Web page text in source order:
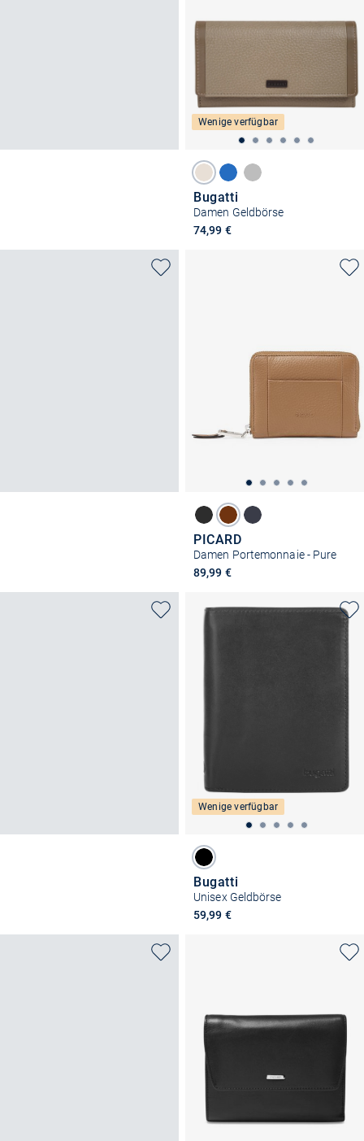
Wenige verfügbar
Bugatti
Damen Geldbörse
74,99 €
PICARD
Damen Portemonnaie - Pure
89,99 €
Wenige verfügbar
Bugatti
Unisex Geldbörse
59,99 €